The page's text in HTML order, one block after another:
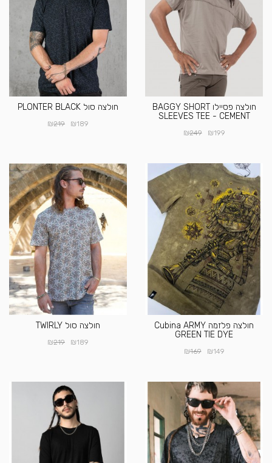
חולצה פסיילו BAGGY SHORT
SLEEVES TEE - CEMENT
₪199
₪249
חולצה סול PLONTER BLACK
₪189
₪219
חולצה פלזמה Cubina ARMY
GREEN TIE DYE
₪149
₪169
חולצה סול TWIRLY
₪189
₪219